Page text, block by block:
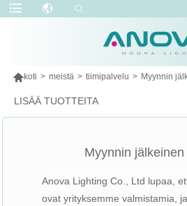
koti > meistä > tiimipalvelu > Myynnin
LISÄÄ TUOTTEITA
Myynnin
Anova Lighting Co., Ltd lupaa,
ovat yrityksemme valmistamia,